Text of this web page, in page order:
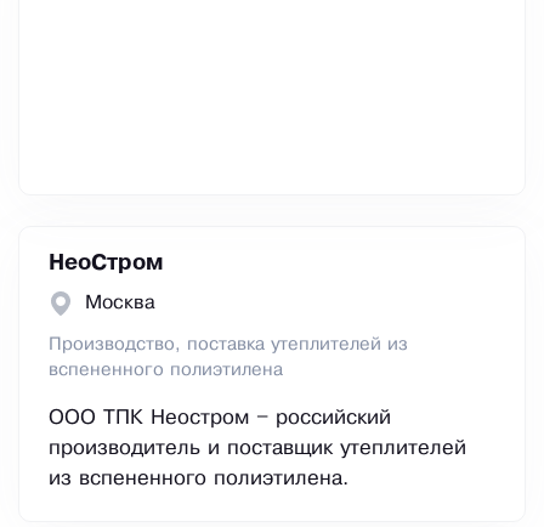
НеоСтром
Москва
Производство, поставка утеплителей из
вспененного полиэтилена
ООО ТПК Неостром – российский
производитель и поставщик утеплителей
из вспененного полиэтилена.